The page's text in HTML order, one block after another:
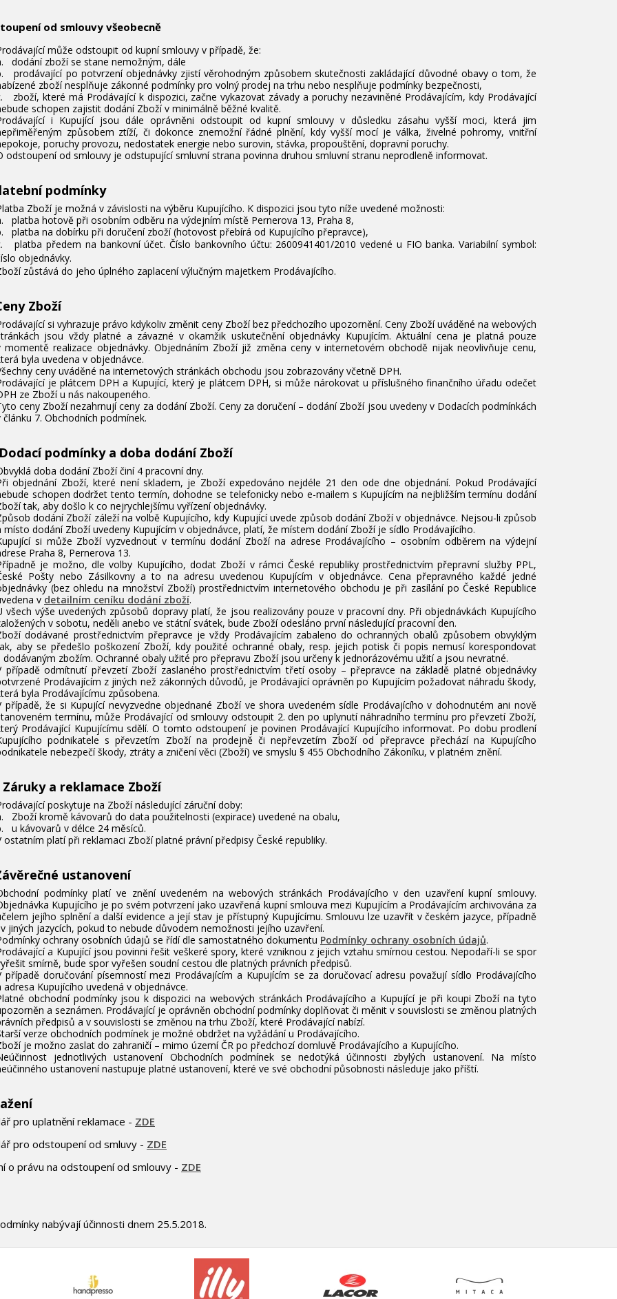
od smlouvy všeobecně
může odstoupit od kupní smlouvy v případě, že:
dodání zboží se stane nemožným, dále
prodávající po potvrzení objednávky zjistí věrohodným způsobem skutečnosti zakládající důvodné obavy o tom, že
zboží nesplňuje zákonné podmínky pro volný prodej na trhu nebo nesplňuje podmínky bezpečnosti,
zboží, které má Prodávající k dispozici, začne vykazovat závady a poruchy nezaviněné Prodávajícím, kdy Prodávající
schopen zajistit dodání Zboží v minimálně běžné kvalitě.
i Kupující jsou dále oprávněni odstoupit od kupní smlouvy v důsledku zásahu vyšší moci, která jim
způsobem ztíží, či dokonce znemožní řádné plnění, kdy vyšší mocí je válka, živelné pohromy, vnitřní
poruchy provozu, nedostatek energie nebo surovin, stávka, propouštění, dopravní poruchy.
odstoupení od smlouvy je odstupující smluvní strana povinna druhou smluvní stranu neprodleně informovat.
podmínky
Zboží je možná v závislosti na výběru Kupujícího. K dispozici jsou tyto níže uvedené možnosti:
platba hotově při osobním odběru na výdejním místě Pernerova 13, Praha 8,
platba na dobírku při doručení zboží (hotovost přebírá od Kupujícího přepravce),
platba předem na bankovní účet.Číslo bankovního účtu: 2600941401/2010 vedené u FIO banka. Variabilní symbol:
objednávky.
zůstává do jeho úplného zaplacení výlučným majetkem Prodávajícího.
Zboží
si vyhrazuje právo kdykoliv změnit ceny Zboží bez předchozího upozornění. Ceny Zboží uváděné na webových
jsou vždy platné a závazné v okamžik uskutečnění objednávky Kupujícím. Aktuální cena je platná pouze
momentě realizace objednávky. Objednáním Zboží již změna ceny v internetovém obchodě nijak neovlivňuje cenu,
byla uvedena v objednávce.
ceny uváděné na internetových stránkách obchodu jsou zobrazovány včetně DPH.
je plátcem DPH a Kupující, který je plátcem DPH, si může nárokovat u příslušného finančního úřadu odečet
ze Zboží u nás nakoupeného.
ceny Zboží nezahrnují ceny za dodání Zboží. Ceny za doručení – dodání Zboží jsou uvedeny v Dodacích podmínkách
článku 7. Obchodních podmínek.
podmínky a doba dodání Zboží
doba dodání Zboží činí 4 pracovní dny.
objednání Zboží, které není skladem, je Zboží expedováno nejdéle 21 den ode dne objednání. Pokud Prodávající
schopen dodržet tento termín, dohodne se telefonicky nebo e-mailem s Kupujícím na nejbližším termínu dodání
tak, aby došlo k co nejrychlejšímu vyřízení objednávky.
dodání Zboží záleží na volbě Kupujícího, kdy Kupující uvede způsob dodání Zboží v objednávce. Nejsou-li způsob
místo dodání Zboží uvedeny Kupujícím v objednávce, platí, že místem dodání Zboží je sídlo Prodávajícího.
si může Zboží vyzvednout v termínu dodání Zboží na adrese Prodávajícího – osobním odběrem na výdejní
Praha 8, Pernerova 13.
je možno, dle volby Kupujícího, dodat Zboží v rámci České republiky prostřednictvím přepravní služby PPL,
Pošty nebo Zásilkovny a to na adresu uvedenou Kupujícím v objednávce. Cena přepravného každé jedné
(bez ohledu na množství Zboží) prostřednictvím internetového obchodu je při zasílání po České Republice
v detailním ceníku dodání zboží.
všech výše uvedených způsobů dopravy platí, že jsou realizovány pouze v pracovní dny. Při objednávkách Kupujícího
v sobotu, neděli anebo ve státní svátek, bude Zboží odesláno první následující pracovní den.
dodávané prostřednictvím přepravce je vždy Prodávajícím zabaleno do ochranných obalů způsobem obvyklým
aby se předešlo poškození Zboží, kdy použité ochranné obaly, resp. jejich potisk či popis nemusí korespondovat
dodávaným zbožím. Ochranné obaly užité pro přepravu Zboží jsou určeny k jednorázovému užití a jsou nevratné.
případě odmítnutí převzetí Zboží zaslaného prostřednictvím třetí osoby – přepravce na základě platné objednávky
Prodávajícím z jiných než zákonných důvodů, je Prodávající oprávněn po Kupujícím požadovat náhradu škody,
byla Prodávajícímu způsobena.
případě, že si Kupující nevyzvedne objednané Zboží ve shora uvedeném sídle Prodávajícího v dohodnutém ani nově
termínu, může Prodávající od smlouvy odstoupit 2. den po uplynutí náhradního termínu pro převzetí Zboží,
Prodávající Kupujícímu sdělí. O tomto odstoupení je povinen Prodávající Kupujícího informovat. Po dobu prodlení
podnikatele s převzetím Zboží na prodejně či nepřevzetím Zboží od přepravce přechází na Kupujícího
nebezpečí škody, ztráty a zničení věci (Zboží) ve smyslu § 455 Obchodního Zákoníku, v platném znění.
a reklamace Zboží
poskytuje na Zboží následující záruční doby:
Zboží kromě kávovarů do data použitelnosti (expirace) uvedené na obalu,
u kávovarů v délce 24 měsíců.
ostatním platí při reklamaci Zboží platné právní předpisy České republiky.
ustanovení
podmínky platí ve znění uvedeném na webových stránkách Prodávajícího v den uzavření kupní smlouvy.
Kupujícího je po svém potvrzení jako uzavřená kupní smlouva mezi Kupujícím a Prodávajícím archivována za
jejího splnění a další evidence a její stav je přístupný Kupujícímu. Smlouvu lze uzavřít v českém jazyce, případně
jiných jazycích, pokud to nebude důvodem nemožnosti jejího uzavření.
ochrany osobních údajů se řídí dle samostatného dokumentu Podmínky ochrany osobních údajů.
a Kupující jsou povinni řešit veškeré spory, které vzniknou z jejich vztahu smírnou cestou. Nepodaří-li se spor
smírně, bude spor vyřešen soudní cestou dle platných právních předpisů.
případě doručování písemností mezi Prodávajícím a Kupujícím se za doručovací adresu považují sídlo Prodávajícího
adresa Kupujícího uvedená v objednávce.
obchodní podmínky jsou k dispozici na webových stránkách Prodávajícího a Kupující je při koupi Zboží na tyto
a seznámen. Prodávající je oprávněn obchodní podmínky doplňovat či měnit v souvislosti se změnou platných
předpisů a v souvislosti se změnou na trhu Zboží, které Prodávající nabízí.
verze obchodních podmínek je možné obdržet na vyžádání u Prodávajícího.
je možno zaslat do zahraničí – mimo území ČR po předchozí domluvě Prodávajícího a Kupujícího.
jednotlivých ustanovení Obchodních podmínek se nedotýká účinnosti zbylých ustanovení. Na místo
ustanovení nastupuje platné ustanovení, které ve své obchodní působnosti následuje jako příští.
pro uplatnění reklamace - ZDE
pro odstoupení od smluvy - ZDE
o právu na odstoupení od smlouvy - ZDE
nabývají účinnosti dnem 25.5.2018.
seznam přání ×
Vytvořit nový seznam
((cancelText)) ((modalDeleteText))
seznamu přání
se
být přihlášen, abyste si mohli výrobky uložit do svého seznamu
Zrušit